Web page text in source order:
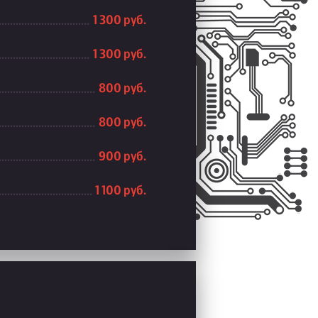
1 300 руб.
1 300 руб.
800 руб.
800 руб.
900 руб.
1 100 руб.